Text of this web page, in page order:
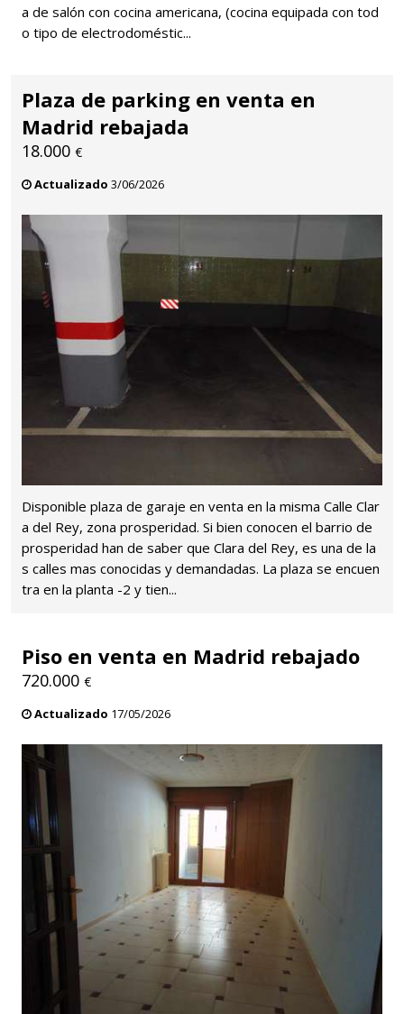
a de salón con cocina americana, (cocina equipada con tod
o tipo de electrodoméstic...
Plaza de parking en venta en
Madrid rebajada
18.000 €
Actualizado 3/06/2026
Disponible plaza de garaje en venta en la misma Calle Clar
a del Rey, zona prosperidad. Si bien conocen el barrio de
prosperidad han de saber que Clara del Rey, es una de la
s calles mas conocidas y demandadas. La plaza se encuen
tra en la planta -2 y tien...
Piso en venta en Madrid rebajado
720.000 €
Actualizado 17/05/2026